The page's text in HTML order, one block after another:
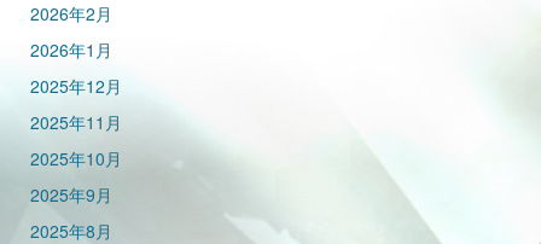
2026年2月
2026年1月
2025年12月
2025年11月
2025年10月
2025年9月
2025年8月